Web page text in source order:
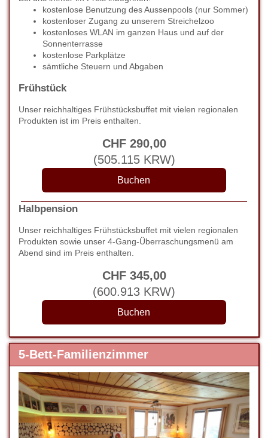
kostenlose Benutzung des Aussenpools (nur Sommer)
kostenloser Zugang zu unserem Streichelzoo
kostenloses WLAN im ganzen Haus und auf der
Sonnenterrasse
kostenlose Parkplätze
sämtliche Steuern und Abgaben
Frühstück
Unser reichhaltiges Frühstücksbuffet mit vielen regionalen
Produkten ist im Preis enthalten.
CHF 290,00
(505.115KRW)
Halbpension
Unser reichhaltiges Frühstücksbuffet mit vielen regionalen
Produkten sowie unser 4-Gang-Überraschungsmenü am
Abend sind im Preis enthalten.
CHF 345,00
(600.913 KRW)
5-Bett-Familienzimmer
Previous
Next